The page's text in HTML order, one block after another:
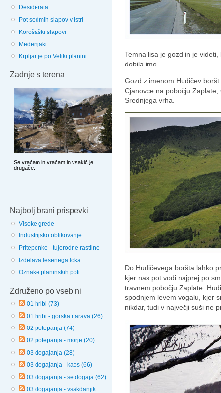
Desiderata
Pot sedmih slapov v Istri
Korošaški slapovi
Medenjaki
Krpljanje po Veliki planini
Zadnje s terena
Najbolj brani prispevki
Visoke grede
Industrijsko oblikovanje
Pritepenke - tujerodne rastline
Izdelava lesenega loka
Oznake planinskih poti
Združeno po vsebini
01 hribi (73)
01 hribi - gorska narava (26)
02 potepanja (74)
02 potepanja - morje (20)
03 dogajanja (28)
03 dogajanja - kaos (66)
03 dogajanja - se dogaja (62)
03 dogajanja - vsakdanjik
Temna lisa je gozd in je
dobila ime.
Gozd z imenom Hudičev
Cjanovce na pobočju
Srednjega vrha.
Do Hudičevega boršta lahko
kjer nas pot vodi najprej po
travnem pobočju Zaplate.
spodnjem levem vogalu, kjer
nikdar, tudi v največji suši ne